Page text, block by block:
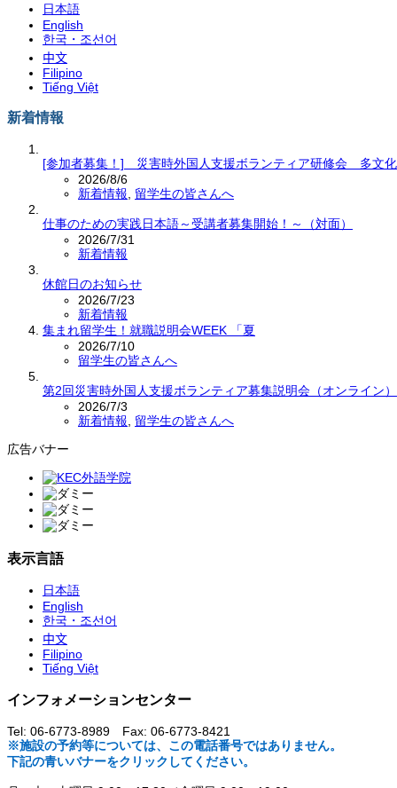
日本語
English
한국・조선어
中文
Filipino
Tiếng Việt
新着情報
[参加者募集！] 災害時外国人支援ボランティア研修会 多文
2026/8/6
新着情報, 留学生の皆さんへ
仕事のための実践日本語～受講者募集開始！～（対面）
2026/7/31
新着情報
休館日のお知らせ
2026/7/23
新着情報
集まれ留学生！就職説明会WEEK 「夏
2026/7/10
留学生の皆さんへ
第2回災害時外国人支援ボランティア募集説明会（オンライン）
2026/7/3
新着情報, 留学生の皆さんへ
広告バナー
表示言語
日本語
English
한국・조선어
中文
Filipino
Tiếng Việt
インフォメーションセンター
Tel: 06-6773-8989 Fax: 06-6773-8421
※施設の予約等については、この電話番号ではありません。
下記の青いバナーをクリックしてください。